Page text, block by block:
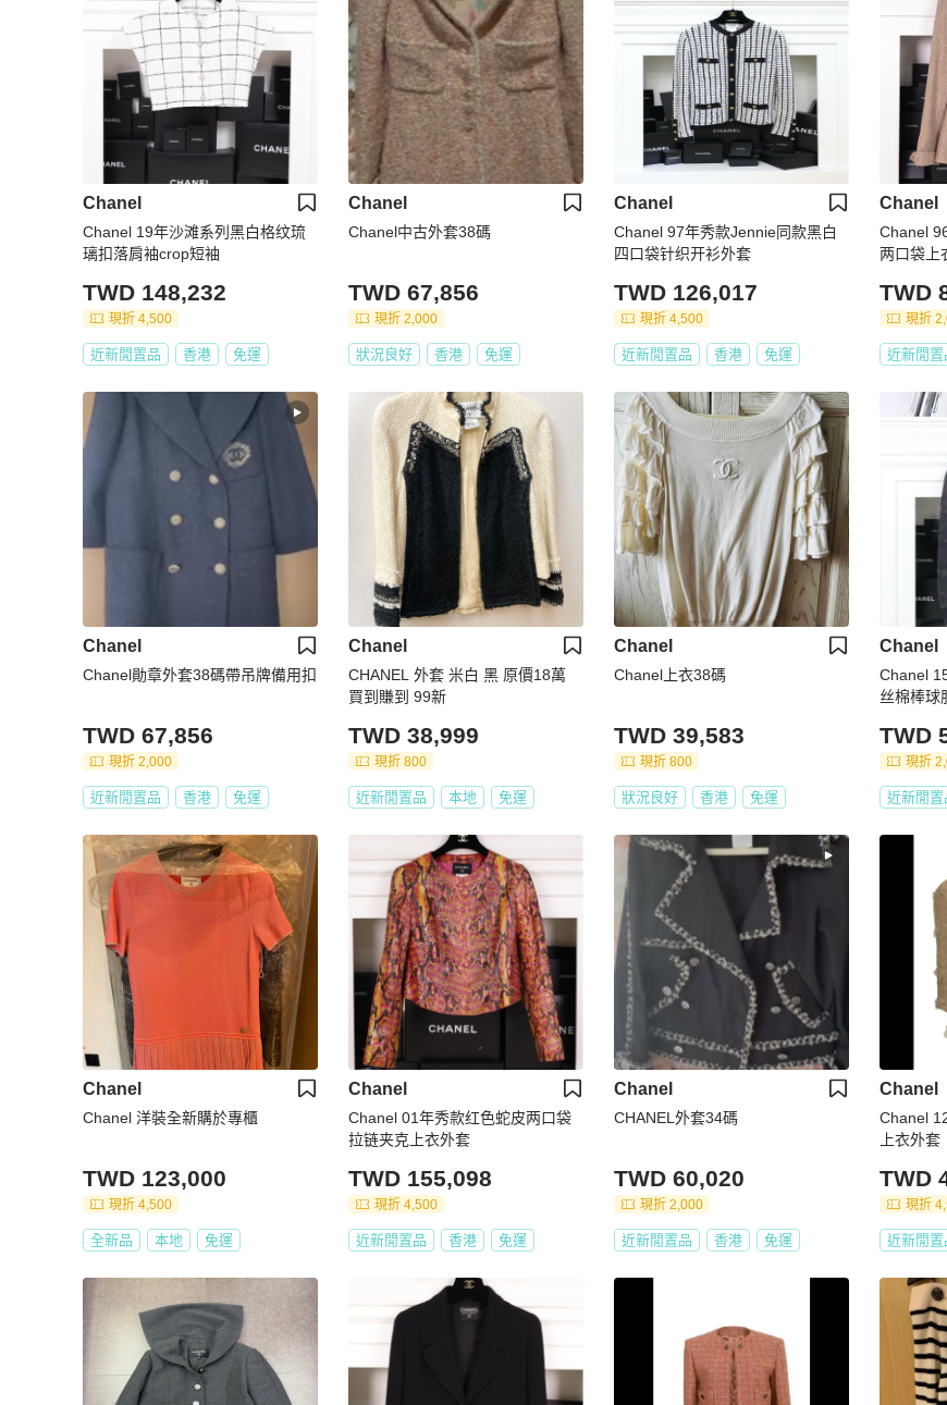
Chanel
Chanel 19年沙滩系列黑白格纹琉
璃扣落肩袖crop短袖
TWD 148,232
現折 4,500
近新閒置品 香港 免運
Chanel
Chanel中古外套38碼
TWD 67,856
現折 2,000
狀況良好 香港 免運
Chanel
Chanel 97年秀款Jennie同款黑白
四口袋针织开衫外套
TWD 126,017
現折 4,500
近新閒置品 香港 免運
Chanel
Chanel
两口袋上
TWD
現折
近新閒置
Chanel
Chanel勛章外套38碼帶吊牌備用扣
TWD 67,856
現折 2,000
近新閒置品 香港 免運
Chanel
CHANEL 外套 米白 黑 原價18萬
買到賺到 99新
TWD 38,999
現折 800
近新閒置品 本地 免運
Chanel
Chanel上衣38碼
TWD 39,583
現折 800
狀況良好 香港 免運
Chanel
Chanel
丝棉棒球
TWD
現折
近新閒置
Chanel
Chanel 洋裝全新購於專櫃
TWD 123,000
現折 4,500
全新品 本地 免運
Chanel
Chanel 01年秀款红色蛇皮两口袋
拉链夹克上衣外套
TWD 155,098
現折 4,500
近新閒置品 香港 免運
Chanel
CHANEL外套34碼
TWD 60,020
現折 2,000
近新閒置品 香港 免運
Chanel
Chanel
上衣外套
TWD
現折
近新閒置